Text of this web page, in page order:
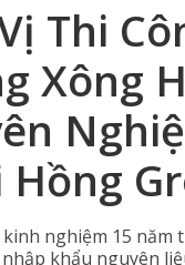
Thi
Xông
Hồng
kinh nghiệm 15
khẩu nguyên